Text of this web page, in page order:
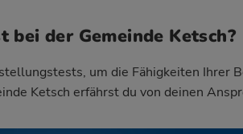
der Gemeinde Ketsch?
um die Fähigkeiten Ihrer
Ketsch erfährst du von deinen